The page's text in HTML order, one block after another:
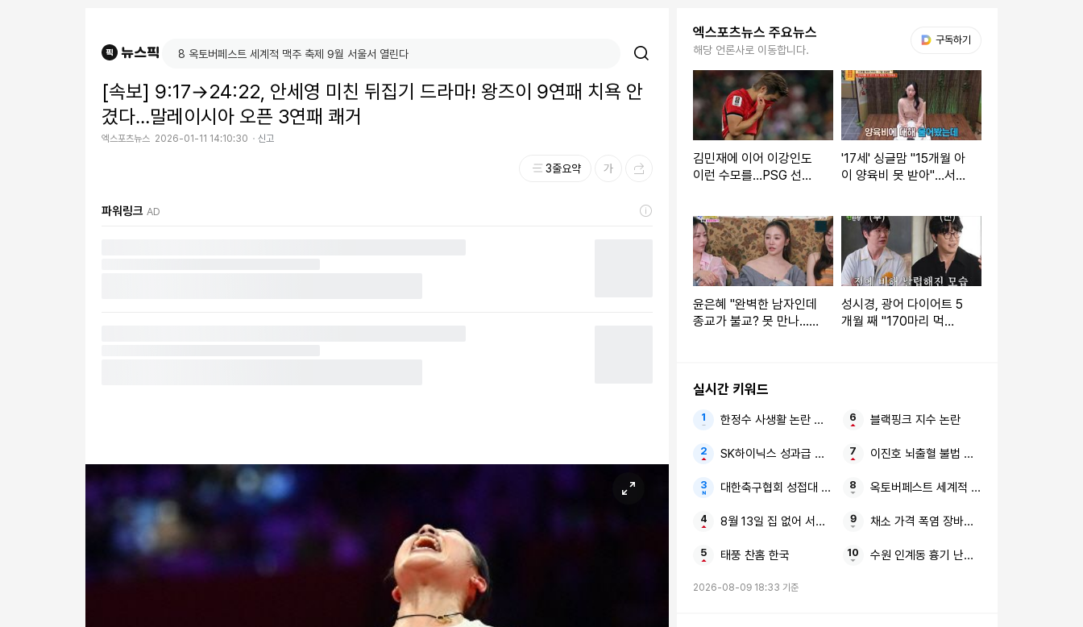
[속보] 9:17→24:22, 안세영 미친 뒤집기 드라마! 왕즈이 9연패 치욕 안
겼다…말레이시아 오픈 3연패 쾌거
엑스포츠뉴스 2026-01-11 14:10:30 신고
3줄요약
파워링크 AD
엑스포츠뉴스 주요뉴스
해당 언론사로 이동합니다.
구독하기
김민재에 이어 이강인도
이런 수모를…PSG 선수
'17세' 싱글맘 "15개월 아
이 양육비 못 받아"…서장
윤은혜 "완벽한 남자인데
종교가 불교? 못 만나...
성시경, 광어 다이어트 5
개월 째 "170마리 먹
실시간 키워드
한정수 사생활 논란 황정민
SK하이닉스 성과급 통합노조
대한축구협회 성접대 심판
8월 13일 집 없어 서러운 사람들
태풍 찬홈 한국
블랙핑크 지수 논란
이진호 뇌출혈 불법 도박
옥토버페스트 세계적 맥주 축제 9월 서울서
채소 가격 폭염 장바구니 물가
수원 인계동 흉기 난동 40대 남성
2026-08-09 18:33 기준